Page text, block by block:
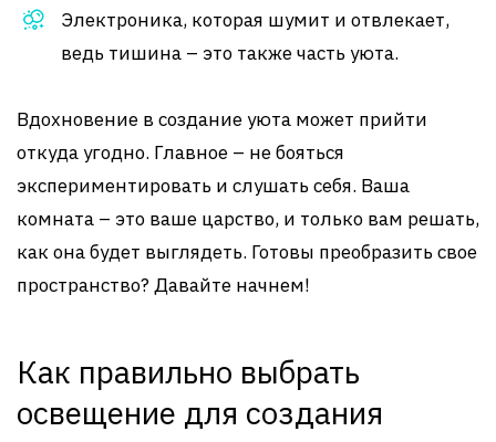
Электроника, которая шумит и отвлекает,
ведь тишина – это также часть уюта.
Вдохновение в создание уюта может прийти
откуда угодно. Главное – не бояться
экспериментировать и слушать себя. Ваша
комната – это ваше царство, и только вам решать,
как она будет выглядеть. Готовы преобразить свое
пространство? Давайте начнем!
Как правильно выбрать
освещение для создания